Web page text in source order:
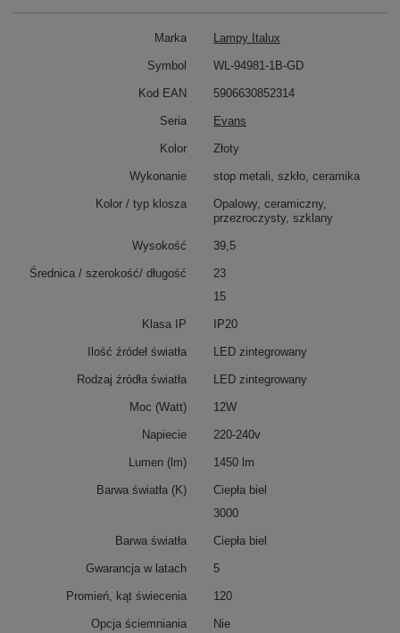
Marka Lampy Italux
Symbol WL-94981-1B-GD
Kod EAN 5906630852314
Seria Evans
Kolor Złoty
Wykonanie stop metali, szkło, ceramika
Kolor / typ klosza
Opalowy, ceramiczny,
przezroczysty, szklany
Wysokość 39,5
Średnica / szerokość/ długość
23
15
Klasa IP IP20
Ilość źródeł światła LED zintegrowany
Rodzaj źródła światła LED zintegrowany
Moc (Watt) 12W
Napiecie 220-240v
Lumen (lm) 1450 lm
Barwa światła (K)
Ciepła biel
3000
Barwa światła Ciepła biel
Gwarancja w latach 5
Promień, kąt świecenia 120
Opcja ściemniania Nie